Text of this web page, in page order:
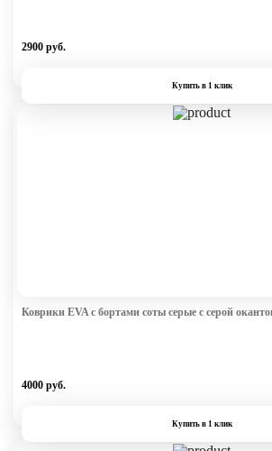
2900 руб.
Купить в 1 клик
Коврики EVA с бортами соты серые с серой
4000 руб.
Купить в 1 клик